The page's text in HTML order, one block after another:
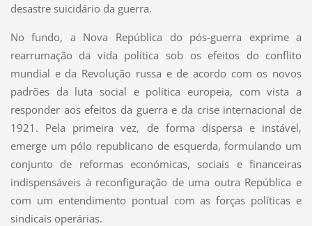
desastre suicidário da guerra.
No fundo, a Nova República do pós-guerra exprime a
rearrumação da vida política sob os efeitos do conflito
mundial e da Revolução russa e de acordo com os novos
padrões da luta social e política europeia, com vista a
responder aos efeitos da guerra e da crise internacional de
1921. Pela primeira vez, de forma dispersa e instável,
emerge um pólo republicano de esquerda, formulando um
conjunto de reformas económicas, sociais e financeiras
indispensáveis à reconfiguração de uma outra República e
com um entendimento pontual com as forças políticas e
sindicais operárias.